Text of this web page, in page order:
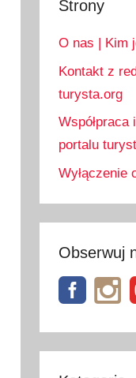
Strony
O nas | Kim
Kontakt z
turysta.org
portalu
Wyłączenie
Obserwuj